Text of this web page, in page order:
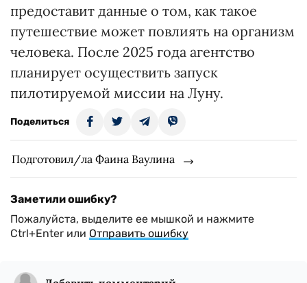
предоставит данные о том, как такое
путешествие может повлиять на организм
человека. После 2025 года агентство
планирует осуществить запуск
пилотируемой миссии на Луну.
Поделиться
Подготовил/ла Фаина Ваулина
Заметили ошибку?
Пожалуйста, выделите ее мышкой и нажмите
Ctrl+Enter или Отправить ошибку